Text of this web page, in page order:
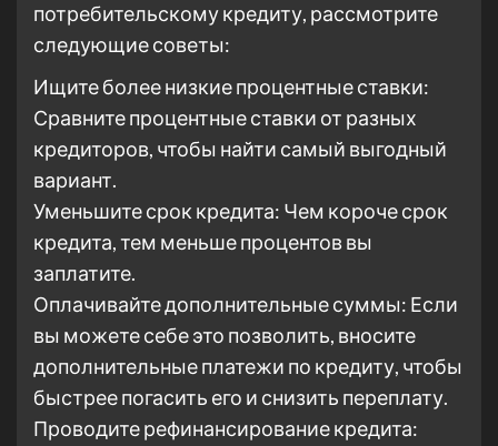
потребительскому кредиту, рассмотрите
следующие советы:
Ищите более низкие процентные ставки:
Сравните процентные ставки от разных
кредиторов, чтобы найти самый выгодный
вариант.
Уменьшите срок кредита: Чем короче срок
кредита, тем меньше процентов вы
заплатите.
Оплачивайте дополнительные суммы: Если
вы можете себе это позволить, вносите
дополнительные платежи по кредиту, чтобы
быстрее погасить его и снизить переплату.
Проводите рефинансирование кредита: